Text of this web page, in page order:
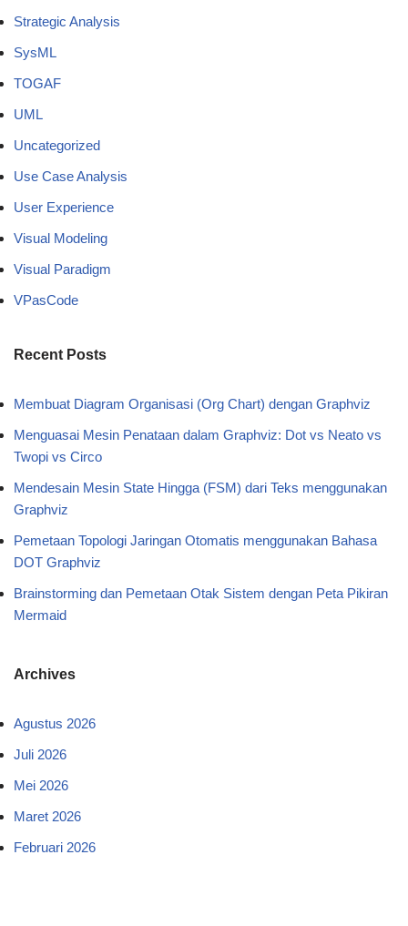
Strategic Analysis
SysML
TOGAF
UML
Uncategorized
Use Case Analysis
User Experience
Visual Modeling
Visual Paradigm
VPasCode
Recent Posts
Membuat Diagram Organisasi (Org Chart) dengan Graphviz
Menguasai Mesin Penataan dalam Graphviz: Dot vs Neato vs
Twopi vs Circo
Mendesain Mesin State Hingga (FSM) dari Teks menggunakan
Graphviz
Pemetaan Topologi Jaringan Otomatis menggunakan Bahasa
DOT Graphviz
Brainstorming dan Pemetaan Otak Sistem dengan Peta Pikiran
Mermaid
Archives
Agustus 2026
Juli 2026
Mei 2026
Maret 2026
Februari 2026